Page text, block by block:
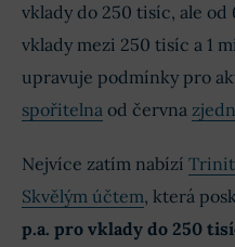
vklady do 250 tisíc, ale
vklady mezi 250 tisíc a 1
upravuje podmínky pro
spořitelna od června
Nejvíce zatím nabízí
Skvělým účtem, která
p.a. pro vklady do 250